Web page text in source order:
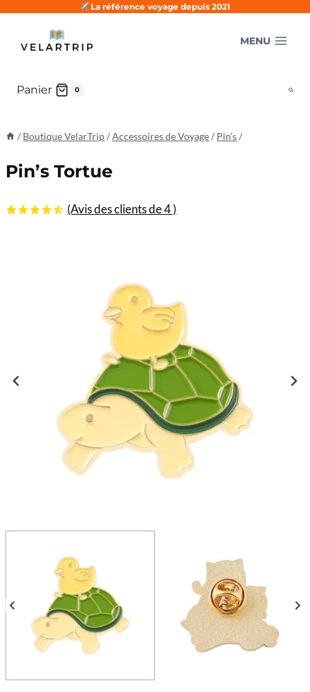
contenu
La référence voyage depuis 2021
MENU
Panier 0
/ Boutique VelarTrip / Accessoires de Voyage / Pin’s /
Pin’s Tortue
(Avis des clients de4)